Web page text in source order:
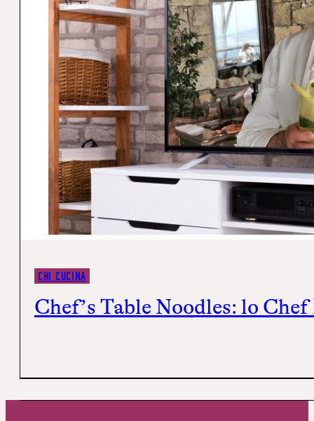
CHI CUCINA
Chef’s Table Noodles: lo